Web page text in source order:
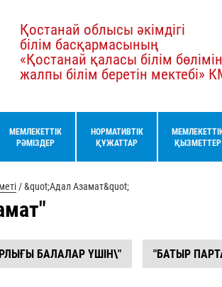
Қостанай облысы әкімдігі
білім басқармасының
«Қостанай қаласы білім
жалпы білім беретін мектебі»
МЕМЛЕКЕТТІК
РӘМІЗДЕР
НОРМАТИВТІК
ҚҰЖАТТАР
ҚЫЗМЕТТЕР
/&quot;Адал Азамат&quot;
БАЛАЛАР ҮШІН\" "БАТЫР